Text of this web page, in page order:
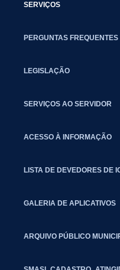
SERVIÇOS
PERGUNTAS FREQUENTES
LEGISLAÇÃO
SERVIÇOS AO SERVIDOR
ACESSO À INFORMAÇÃO
LISTA DE DEVEDORES DE
GALERIA DE APLICATIVOS
ARQUIVO PÚBLICO